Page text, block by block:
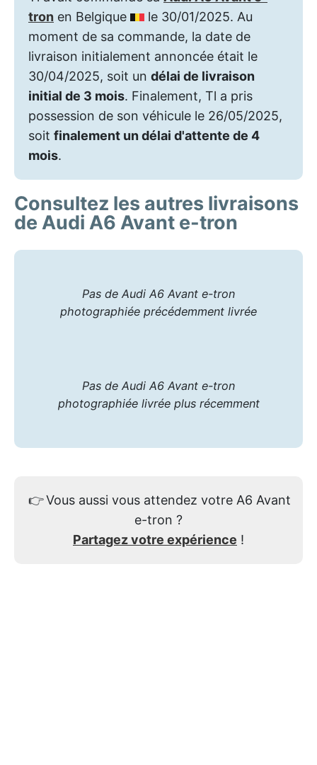
tron en Belgique
le 30/01/2025. Au
moment de sa commande, la date de
livraison initialement annoncée était le
30/04/2025, soit un délai de livraison
initial de 3 mois. Finalement, Tl a pris
possession de son véhicule le 26/05/2025,
soit finalement un délai d'attente de 4
mois.
Consultez les autres livraisons
de Audi A6 Avant e-tron
Pas de Audi A6 Avant e-tron
photographiée précédemment livrée
Pas de Audi A6 Avant e-tron
photographiée livrée plus récemment
👉Vous aussi vous attendez votre A6 Avant
e-tron ?
Partagez votre expérience !